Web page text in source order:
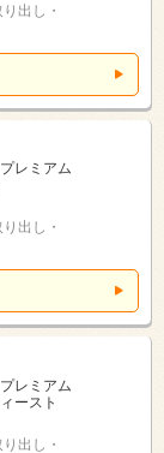
出し・
レミアム
出し・
レミアム
ースト
出し・